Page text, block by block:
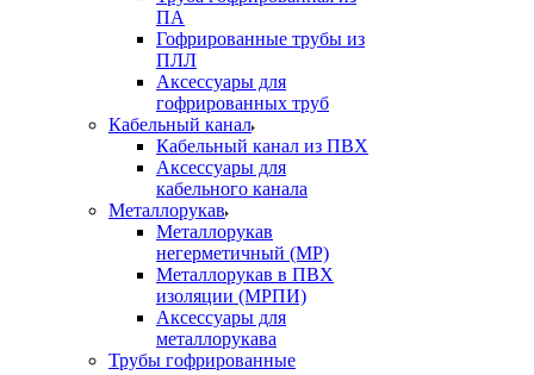
ПА
Гофрированные трубы из
ПЛЛ
Аксессуары для
гофрированных труб
Кабельный канал
Кабельный канал из ПВХ
Аксессуары для
кабельного канала
Металлорукав
Металлорукав
негерметичный (МР)
Металлорукав в ПВХ
изоляции (МРПИ)
Аксессуары для
металлорукава
Трубы гофрированные